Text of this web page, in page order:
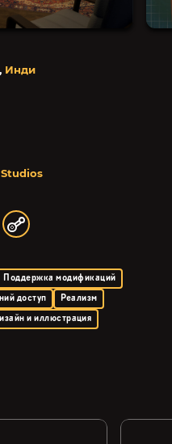
, Инди
Поддержка модификаций
доступ
Реализм
и иллюстрация